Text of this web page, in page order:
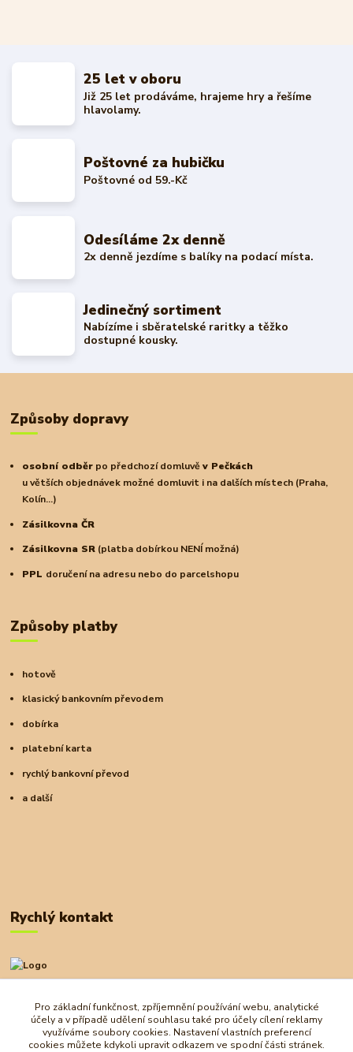
25 let v oboru
Již 25 let prodáváme, hrajeme hry a řešíme
hlavolamy.
Poštovné za hubičku
Poštovné od 59.-Kč
Odesíláme 2x denně
2x denně jezdíme s balíky na podací místa.
Jedinečný sortiment
Nabízíme i sběratelské raritky a těžko
dostupné kousky.
Způsoby dopravy
osobní odběr po předchozí domluvěv Pečkách
u větších objednávek možné domluvit i na dalších místech (Praha,
Kolín...)
Zásilkovna ČR
Zásilkovna SR (platba dobírkou NENÍ možná)
PPL doručení na adresu nebo do parcelshopu
Způsoby platby
hotově
klasický bankovním převodem
dobírka
platební karta
rychlý bankovní převod
a další
Rychlý kontakt
+420 727 972 830
obchod@ostrovherahlavolamu.cz
Pro základní funkčnost, zpříjemnění používání webu, analytické
účely a v případě udělení souhlasu také pro účely cílení reklamy
využíváme soubory cookies. Nastavení vlastních preferencí
cookies můžete kdykoli upravit odkazem ve spodní části stránek.